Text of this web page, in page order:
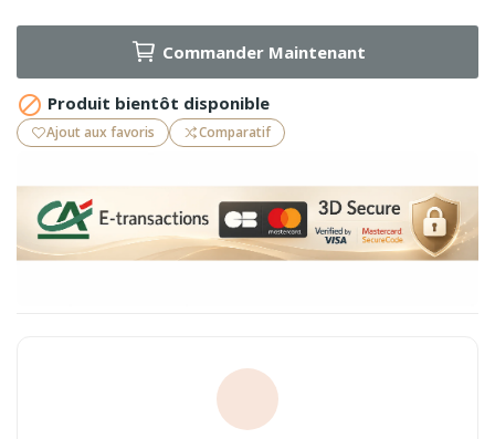
Commander Maintenant
 Produit bientôt disponible
Ajout aux favoris Comparatif